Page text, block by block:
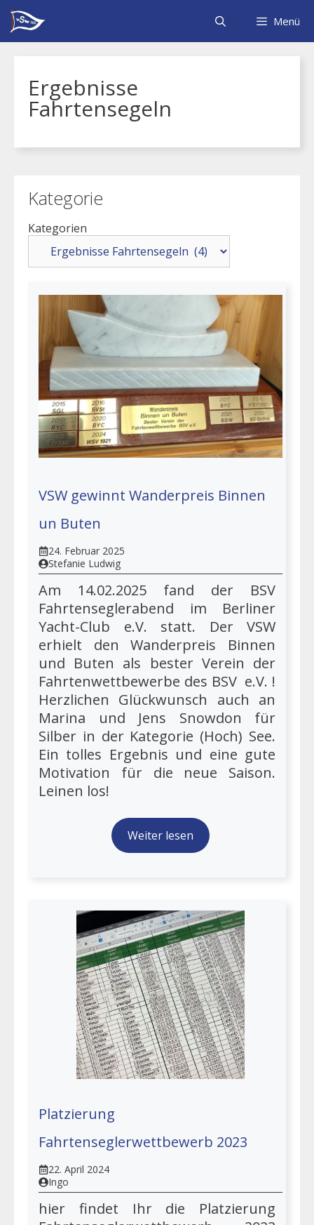
Zum
Inhalt
springen
Menü
Ergebnisse
Fahrtensegeln
Kategorie
Kategorien
VSW gewinnt Wanderpreis Binnen
un Buten
24. Februar 2025
Stefanie Ludwig
Am 14.02.2025 fand der BSV
Fahrtenseglerabend im Berliner
Yacht-Club e.V. statt. Der VSW
erhielt den Wanderpreis Binnen
und Buten als bester Verein der
Fahrtenwettbewerbe des BSV e.V. !
Herzlichen Glückwunsch auch an
Marina und Jens Snowdon für
Silber in der Kategorie (Hoch) See.
Ein tolles Ergebnis und eine gute
Motivation für die neue Saison.
Leinen los!
Weiter lesen
Platzierung
Fahrtenseglerwettbewerb 2023
22. April 2024
Ingo
hier findet Ihr die Platzierung